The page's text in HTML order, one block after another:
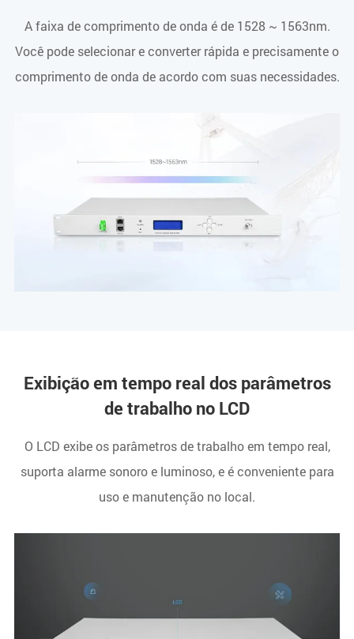
A faixa de comprimento de onda é de 1528 ~ 1563nm.
Você pode selecionar e converter rápida e precisamente o
comprimento de onda de acordo com suas necessidades.
Exibição em tempo real dos parâmetros
de trabalho no LCD
O LCD exibe os parâmetros de trabalho em tempo real,
suporta alarme sonoro e luminoso, e é conveniente para
uso e manutenção no local.